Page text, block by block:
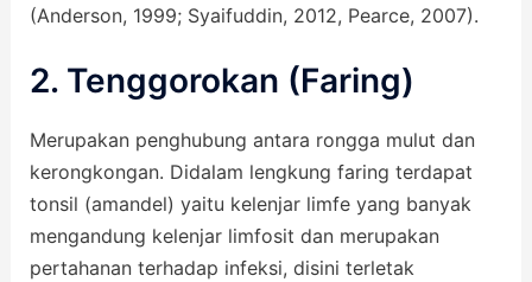
(Anderson, 1999; Syaifuddin, 2012, Pearce, 2007).
2. Tenggorokan (Faring)
Merupakan penghubung antara rongga mulut dan
kerongkongan. Didalam lengkung faring terdapat
tonsil (amandel) yaitu kelenjar limfe yang banyak
mengandung kelenjar limfosit dan merupakan
pertahanan terhadap infeksi, disini terletak